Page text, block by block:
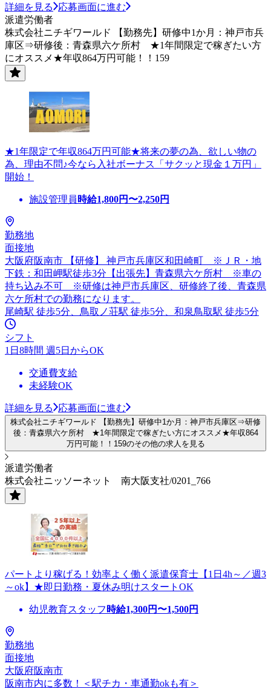
詳細を見る
応募画面に進む
派遣労働者
株式会社ニチギワールド 【勤務先】研修中1か月：神戸市兵
庫区⇒研修後：青森県六ケ所村 ★1年間限定で稼ぎたい方
にオススメ★年収864万円可能！！159
★1年限定で年収864万円可能★将来の夢の為、欲しい物の
為、理由不問♪今なら入社ボーナス「サクッと現金１万円」
開始！
施設管理員 時給1,800円〜2,250円
勤務地
面接地
大阪府阪南市 【研修】 神戸市兵庫区和田崎町 ※ＪＲ・地
下鉄：和田岬駅徒歩3分【出張先】青森県六ケ所村 ※車の
持ち込み不可 ※研修は神戸市兵庫区、研修終了後、青森県
六ケ所村での勤務になります。
尾崎駅 徒歩5分、鳥取ノ荘駅 徒歩5分、和泉鳥取駅 徒歩5分
シフト
1日8時間 週5日からOK
交通費支給
未経験OK
詳細を見る 応募画面に進む
株式会社ニチギワールド 【勤務先】研修中1か月：神戸市兵庫区⇒研修
後：青森県六ケ所村 ★1年間限定で稼ぎたい方にオススメ★年収864
万円可能！！159のその他の求人を見る
派遣労働者
株式会社ニッソーネット 南大阪支社/0201_766
パートより稼げる！効率よく働く派遣保育士【1日4h～／週3
～ok】★即日勤務・夏休み明けスタートOK
幼児教育スタッフ 時給1,300円〜1,500円
勤務地
面接地
大阪府阪南市
阪南市内に多数！＜駅チカ・車通勤okも有＞